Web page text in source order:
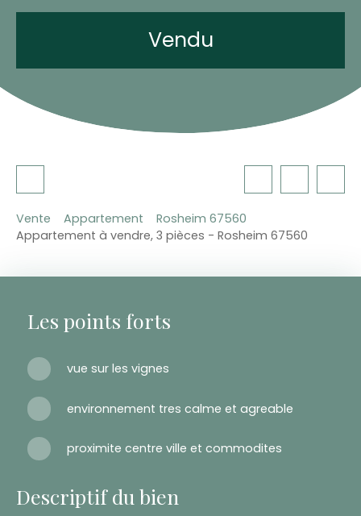
Vendu
Vente Appartement
Rosheim 67560
Appartement à vendre, 3 pièces - Rosheim 67560
Les points forts
vue sur les vignes
environnement tres calme et agreable
proximite centre ville et commodites
Descriptif du bien